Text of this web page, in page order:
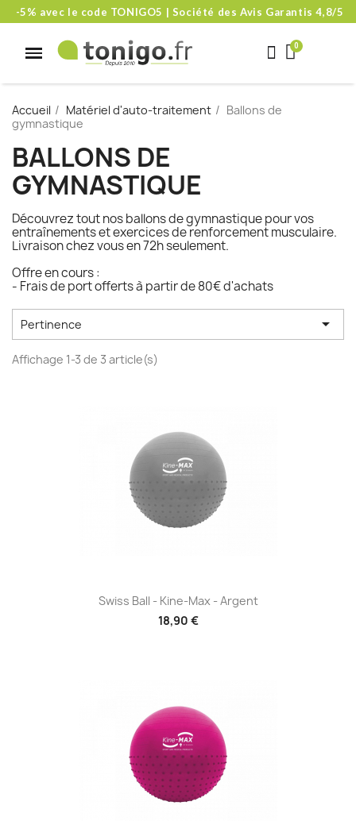
-5% avec le code TONIGO5 | Société des Avis Garantis 4,8/5
Accueil Matériel d'auto-traitement
Ballons de
gymnastique
BALLONS DE
GYMNASTIQUE
Découvrez tout nos ballons de gymnastique pour vos
entraînements et exercices de renforcement musculaire.
Livraison chez vous en 72h seulement.
Offre en cours :
- Frais de port offerts à partir de 80€ d'achats
Pertinence 
Affichage 1-3 de 3 article(s)
Swiss Ball - Kine-Max - Argent
18,90 €